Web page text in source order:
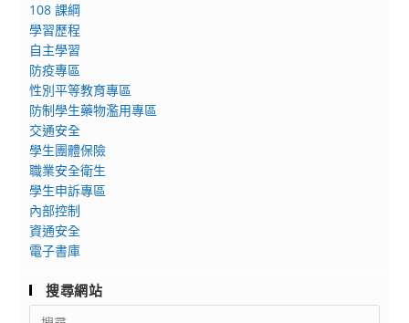
108 課綱
學習歷程
自主學習
防疫專區
性別平等教育專區
防制學生藥物濫用專區
交通安全
學生團體保險
職業安全衛生
學生申訴專區
內部控制
資通安全
電子書庫
搜尋網站
Search